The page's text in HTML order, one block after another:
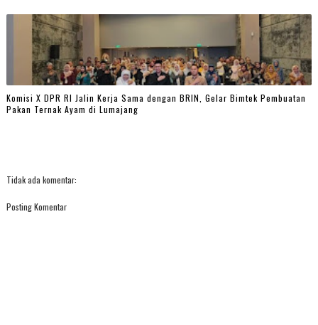
Komisi X DPR RI Jalin Kerja Sama dengan BRIN, Gelar Bimtek Pembuatan
Pakan Ternak Ayam di Lumajang
Tidak ada komentar:
Posting Komentar